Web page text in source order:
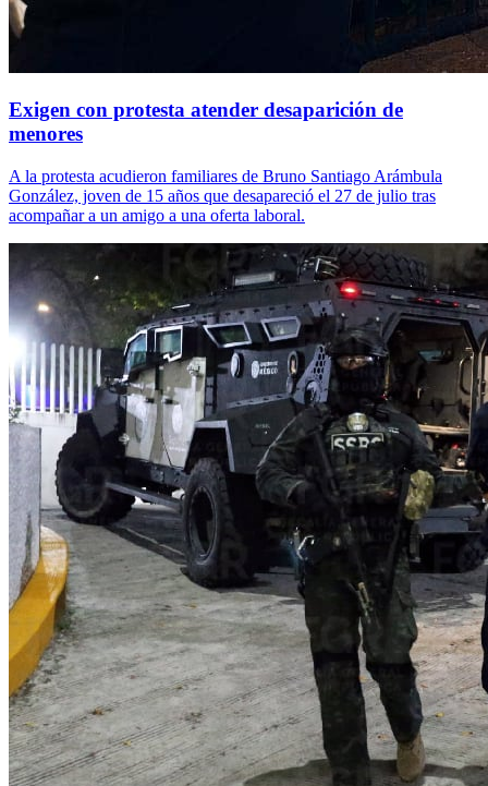
Exigen con protesta atender desaparición de
menores
A la protesta acudieron familiares de Bruno Santiago Arámbula
González, joven de 15 años que desapareció el 27 de julio tras
acompañar a un amigo a una oferta laboral.